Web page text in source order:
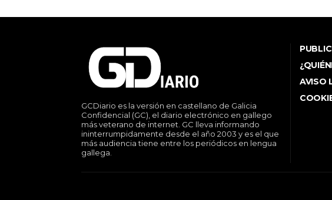
GCDiario es la versión en castellano de Galicia
Confidencial (GC), el diario electrónico en gallego
más veterano de internet. GC lleva informando
ininterrumpidamente desde el año 2003 y es el que
más audiencia tiene entre los periódicos en lengua
gallega.
AVISO